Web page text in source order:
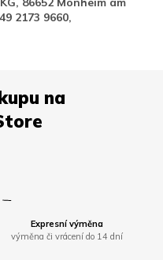
Expresní výměna
výměna či vrácení do 14 dní
2173 9660,